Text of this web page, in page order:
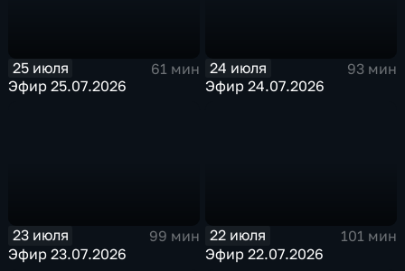
25 июля
61 мин
Эфир 25.07.2026
24 июля
93 мин
Эфир 24.07.2026
23 июля
99 мин
Эфир 23.07.2026
22 июля
101 мин
Эфир 22.07.2026